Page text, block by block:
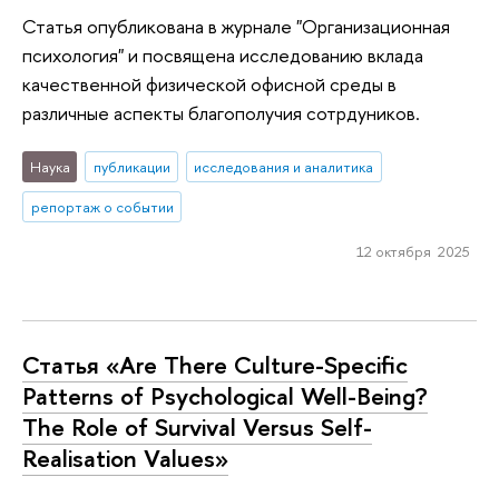
Статья опубликована в журнале "Организационная
психология" и посвящена исследованию вклада
качественной физической офисной среды в
различные аспекты благополучия сотрдуников.
Наука публикации
исследования и аналитика
репортаж о событии
12 октября 2025
Статья «Are There Culture-Specific
Patterns of Psychological Well-Being?
The Role of Survival Versus Self-
Realisation Values»